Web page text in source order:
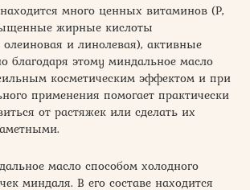
много ценных витаминов (Р,
жирные кислоты
и линолевая), активные
благодаря этому миндальное масло
косметическим эффектом и при
применения помогает практически
от растяжек или сделать их
масло способом холодного
миндаля. В его составе находится